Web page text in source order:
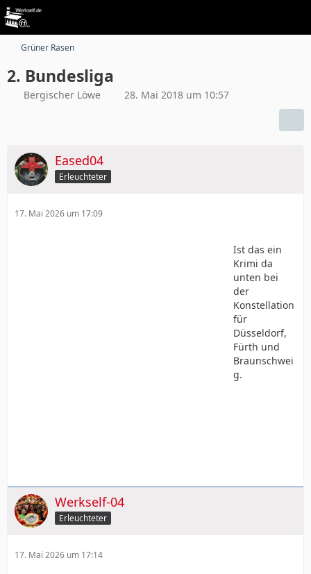
Grüner Rasen
2. Bundesliga
Bergischer Löwe 28. Mai 2018 um 10:57
Eased04
Erleuchteter
17. Mai 2026 um 17:09
Ist das ein
Krimi da
unten bei
der
Konstellation
für
Düsseldorf,
Fürth und
Braunschwei
g.
Werkself-04
Erleuchteter
17. Mai 2026 um 17:14